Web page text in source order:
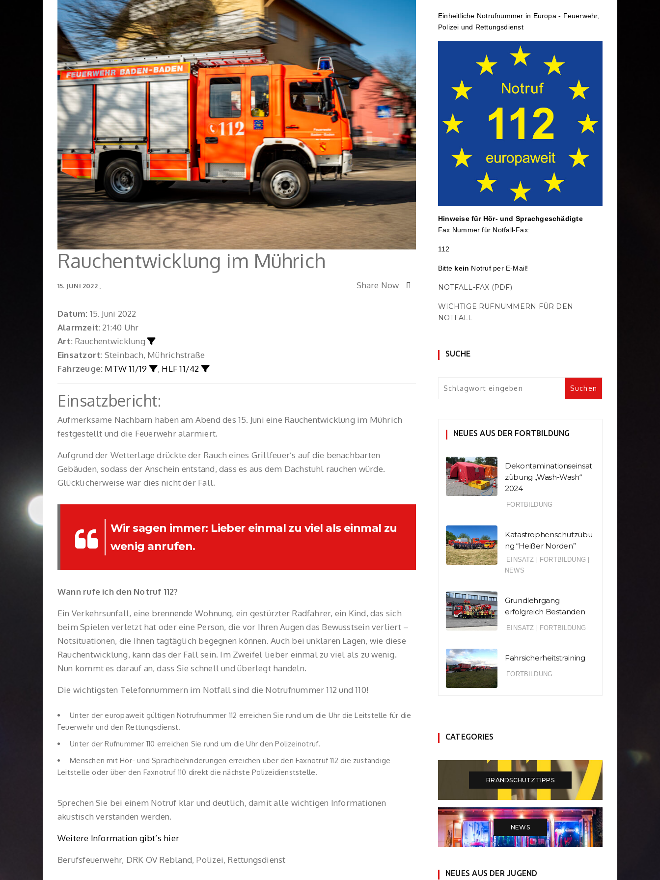
Führungsgruppe
Führungsassistent
Einsatzabschnittsleiter
Geschichtliches
Löschgeräte der
Steinbacher Feuerwehr
Stadt Steinbach
Kommandanten
Ehrenkommandant
Mitgliederwerbung
Entdecke Eine Neue
Faszinierende Welt In
Steinbach
Voraussetzungen
Kindergruppe
Jugendgruppe Aktivitäten & Ziele
Abrollbehälter
Dekontamination
Mannschaftstransportwagen
Rauchentwicklung im Mührich
15. JUNI 2022 Share Now
Datum: 15. Juni 2022
Alarmzeit: 21:40 Uhr
Art:Rauchentwicklung
Einsatzort: Steinbach, Mührichstraße
Fahrzeuge: MTW 11/19 , HLF 11/42
Einsatzbericht:
Aufmerksame Nachbarn haben am Abend des 15. Juni eine Rauchentwicklung im Mührich
festgestellt und die Feuerwehr alarmiert.
Aufgrund der Wetterlage drückte der Rauch eines Grillfeuer’s auf die benachbarten
Gebäuden, sodass der Anschein entstand, dass es aus dem Dachstuhl rauchen würde.
Glücklicherweise war dies nicht der Fall.
Wir sagen immer: Lieber einmal zu viel als einmal zu
wenig anrufen.
Wann rufe ich den Notruf 112?
Ein Verkehrsunfall, eine brennende Wohnung, ein gestürzter Radfahrer, ein Kind, das sich
beim Spielen verletzt hat oder eine Person, die vor Ihren Augen das Bewusstsein verliert –
Notsituationen, die Ihnen tagtäglich begegnen können. Auch bei unklaren Lagen, wie diese
Rauchentwicklung, kann das der Fall sein. Im Zweifel lieber einmal zu viel als zu wenig.
Nun kommt es darauf an, dass Sie schnell und überlegt handeln.
Die wichtigsten Telefonnummern im Notfall sind die Notrufnummer 112 und 110!
Unter der europaweit gültigen Notrufnummer 112 erreichen Sie rund um die Uhr die Leitstelle für die
Feuerwehr und den Rettungsdienst.
Unter der Rufnummer 110 erreichen Sie rund um die Uhr den Polizeinotruf.
Menschen mit Hör- und Sprachbehinderungen erreichen über den Faxnotruf 112 die zuständige
Leitstelle oder über den Faxnotruf 110 direkt die nächste Polizeidienststelle.
Sprechen Sie bei einem Notruf klar und deutlich, damit alle wichtigen Informationen
akustisch verstanden werden.
Weitere Information gibt’s hier
Berufsfeuerwehr, DRK OV Rebland, Polizei, Rettungsdienst
Einheit­li­che Notruf­num­mer in Europa - Feuerwehr,
Polizei und Rettungs­dienst
Hinweise für Hör- und Sprach­ge­schä­digte
Fax Nummer für Notfall-Fax:
112
Bitte kein Notruf per E-Mail!
NOTFALL-FAX (PDF)
WICHTIGE RUFNUMMERN FÜR DEN
NOTFALL
SUCHE
NEUES AUS DER FORTBILDUNG
Dekontaminationseinsat
zübung „Wash-Wash“
2024
FORTBILDUNG
Katastrophenschutzübu
ng “Heißer Norden”
EINSATZ | FORTBILDUNG |
NEWS
Grundlehrgang
erfolgreich Bestanden
EINSATZ | FORTBILDUNG
Fahrsicherheitstraining
FORTBILDUNG
CATEGORIES
BRANDSCHUTZTIPPS
NEWS
NEUES AUS DER JUGEND